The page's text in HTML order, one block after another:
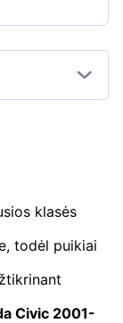
klasės
todėl puikiai
Civic 2001-